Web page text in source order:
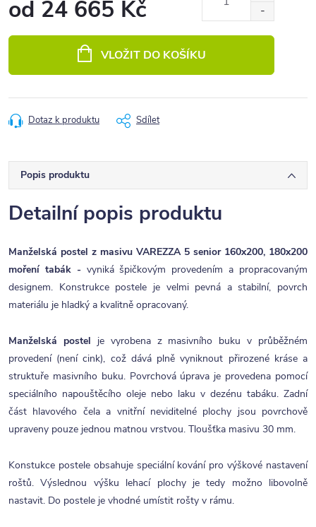
od 24 665 Kč
VLOŽIT DO KOŠÍKU
Dotaz k produktu Sdílet
Popis produktu
Detailní popis produktu
Manželská postel z masivu VAREZZA 5 senior 160x200, 180x200
moření tabák -vyniká špičkovým provedením a propracovaným
designem. Konstrukce postele je velmi pevná a stabilní, povrch
materiálu je hladký a kvalitně opracovaný.
Manželská postel je vyrobena z masivního buku v průběžném
provedení (není cink), což dává plně vyniknout přirozené kráse a
struktuře masivního buku. Povrchová úprava je provedena pomocí
speciálního napouštěcího oleje nebo laku v dezénu tabáku. Zadní
část hlavového čela a vnitřní neviditelné plochy jsou povrchově
upraveny pouze jednou matnou vrstvou. Tloušťka masivu 30 mm.
Konstukce postele obsahuje speciální kování pro výškové nastavení
roštů. Výslednou výšku lehací plochy je tedy možno libovolně
nastavit. Do postele je vhodné umístit rošty v rámu.